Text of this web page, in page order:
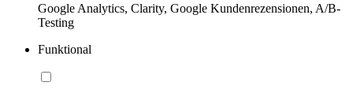
Google Analytics, Clarity, Google Kundenrezensionen, A/B-
Testing
Funktional